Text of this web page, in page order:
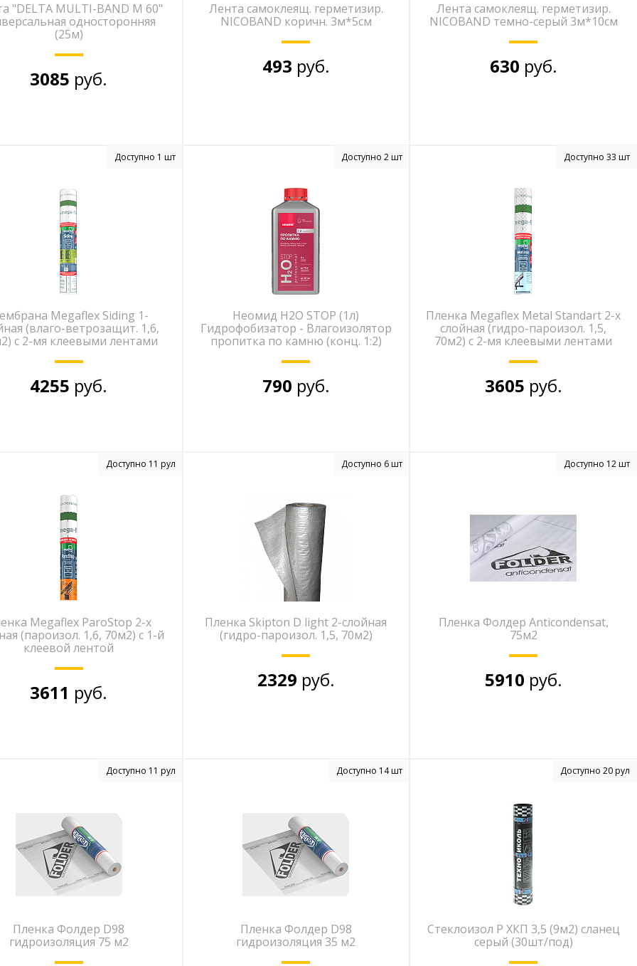
"DELTA MULTI-BAND M 60"
односторонняя
(25м)
3085 руб.
Лента самоклеящ. герметизир.
NICOBAND коричн. 3м*5см
493 руб.
Лента самоклеящ. герметизир.
NICOBAND темно-серый 3м*10см
630 руб.
Доступно 1 шт
Megaflex Siding 1-
(влаго-ветрозащит. 1,6,
с 2-мя клеевыми лентами
4255 руб.
Доступно 2 шт
Неомид Н2О STOP (1л)
Гидрофобизатор - Влагоизолятор
пропитка по камню (конц. 1:2)
790 руб.
Доступно 33 шт
Пленка Megaflex Metal Standart 2-х
слойная (гидро-пароизол. 1,5,
70м2) с 2-мя клеевыми лентами
3605 руб.
Доступно 11 рул
Megaflex ParoStop 2-х
(пароизол. 1,6, 70м2) с 1-й
клеевой лентой
3611 руб.
Доступно 6 шт
Пленка Skipton D light 2-слойная
(гидро-пароизол. 1,5, 70м2)
2329 руб.
Доступно 12 шт
Пленка Фолдер Anticondensat,
75м2
5910 руб.
Доступно 11 рул
Пленка Фолдер D98
гидроизоляция 75 м2
Доступно 14 шт
Пленка Фолдер D98
гидроизоляция 35 м2
Доступно 20 рул
Стеклоизол Р ХКП 3,5 (9м2) сланец
серый (30шт/под)